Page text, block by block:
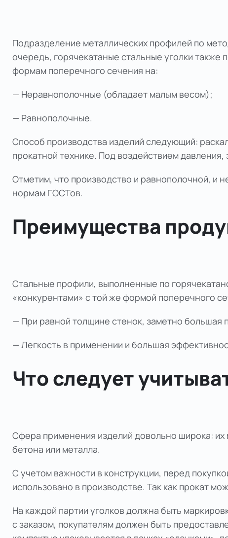
Подразделение металлических профилей по
очередь, горячекатаные стальные уголки также
формам поперечного сечения на:
— Неравнополочные (обладает малым весом);
— Равнополочные.
Способ производства изделий следующий:
прокатной технике. Под воздействием
Отметим, что производство и равнополочной, и
нормам ГОСТов.
Преимущества
Стальные профили, выполненные по
«конкурентами» с той же формой поперечного
— При равной толщине стенок, заметно большая
— Легкость в применении и большая
Что следует
Сфера применения изделий довольно широка: их
бетона или металла.
С учетом важности в конструкции, перед
использовано в производстве. Так как прокат
На каждой партии уголков должна быть
с заказом, покупателям должен быть